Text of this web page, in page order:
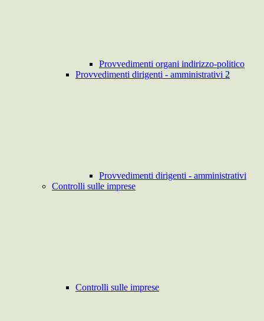
Provvedimenti organi indirizzo-politico
Provvedimenti dirigenti - amministrativi 2
Provvedimenti dirigenti - amministrativi
Controlli sulle imprese
Controlli sulle imprese